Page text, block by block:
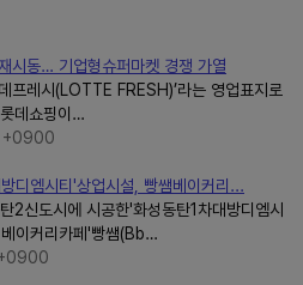
시동… 기업형슈퍼마켓 경쟁 가열
프레시(LOTTE FRESH)’라는 영업표지로
데쇼핑이…
디엠시티'상업시설, 빵쌤베이커리...
2신도시에 시공한'화성동탄1차대방디엠시
이커리카페'빵쌤(Bb…